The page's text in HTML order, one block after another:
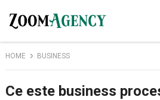
HOME BUSINESS
Ce este business